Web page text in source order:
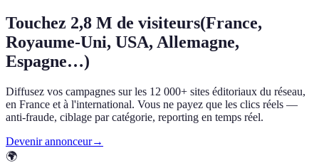
Touchez 2,8 M de visiteurs(France,
Royaume-Uni, USA, Allemagne,
Espagne…)
Diffusez vos campagnes sur les 12 000+ sites éditoriaux du réseau,
en France et à l'international. Vous ne payez que les clics réels —
anti-fraude, ciblage par catégorie, reporting en temps réel.
Devenir annonceur→
🌍